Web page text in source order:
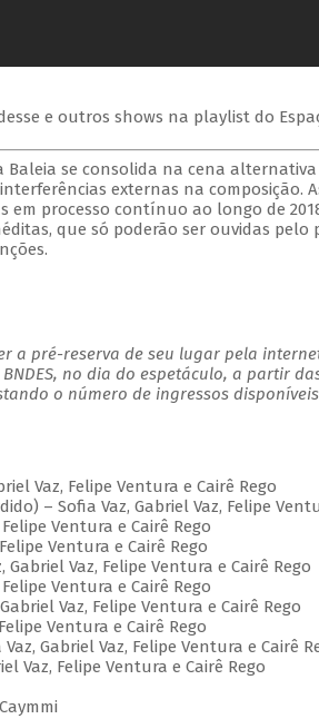
e outros shows na playlist do
se consolida na cena alternativa
externas na composição.
em processo contínuo ao longo de
que só poderão ser ouvidas
a pré-reserva de seu lugar pela
no dia do espetáculo, a partir
o número de ingressos
Vaz, Felipe Ventura e Cairê Rego
– Sofia Vaz, Gabriel Vaz, Felipe
Ventura e Cairê Rego
Ventura e Cairê Rego
Vaz, Felipe Ventura e Cairê Rego
Ventura e Cairê Rego
Vaz, Felipe Ventura e Cairê Rego
Ventura e Cairê Rego
Gabriel Vaz, Felipe Ventura e Cairê
Vaz, Felipe Ventura e Cairê Rego